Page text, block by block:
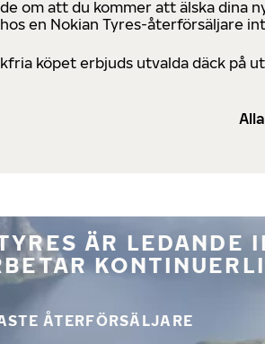
om att du kommer att älska dina
en Nokian Tyres-återförsäljare
köpet erbjuds utvalda däck på
ÄR LEDANDE
ÅTERFÖRSÄLJARE